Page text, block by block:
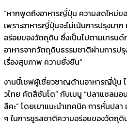
“หากพูดถึงอาหารญี่ปุ่น ความสดใหม่ข
เพราะอาหารญี่ปุ่นจะไม่เน้นการปรุงมา
อร่อยของวัตถุดิบ ซึ่งเป็นไปตามเทรนด์
อาหารจากวัตถุดิบธรรมชาติผ่านการป
เรื่องสุขภาพ ความยั่งยืน”
งานนี้เชฟผู้เชี่ยวชาญด้านอาหารญี่ปุ่น ไ
วไทย คัตสึซันโด” กับเมนู “ปลาแซลม
สึคะ” โดยเขาแนะนำเทคนิค การหั่นปล
ๆ ในการชูรสชาติความอร่อยของวัตถุดิ